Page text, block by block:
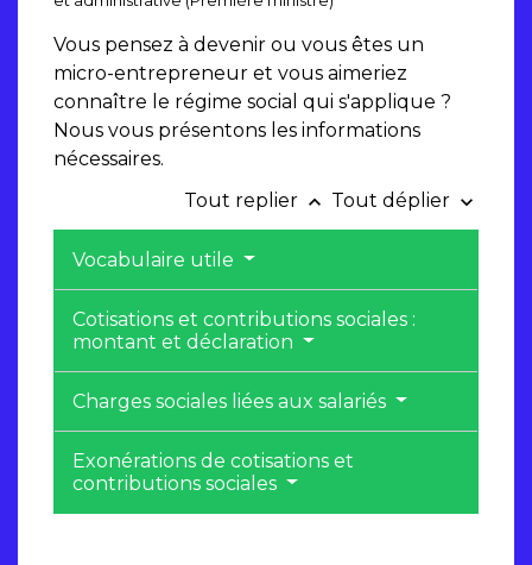
Vous pensez à devenir ou vous êtes un
micro-entrepreneur et vous aimeriez
connaître le régime social qui s'applique ?
Nous vous présentons les informations
nécessaires.
Tout replier keyboard_arrow_up Tout déplier keyboard_arrow_down
Vocabulaire utile
Cotisations et contributions sociales :
montant et déclaration
Charges sociales liées aux salariés
Exonérations de cotisations et
contributions sociales